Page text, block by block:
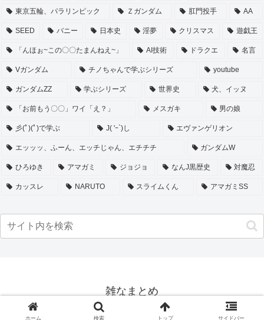
東京五輪、パラリンピック Ｚガンダム 肛門投手 AA
SEED バニー 日本史 淫夢 クリスマス 遊戯王
「んほぉ~この〇〇たまんねえ~」 AI技術 ドラクエ 名言
Vガンダム チノちゃんで学ぶシリーズ youtube
ガンダムZZ 学ぶシリーズ 世界史 犬、イッヌ
「お前もう〇〇」ワイ「え？」 メスガキ 男の娘
彡(ﾟ)(ﾟ)で学ぶ J( 'ｰ`)し エヴァンゲリオン
エッッッ、ふーん、エッチじゃん、エチチチ ガンダムW
ひろゆき アマガミ ジョジョ なんJ黒歴史 対魔忍
カッスレ NARUTO スライムくん アマガミSS
雑なまとめ
© 2018 雑なまとめ.
ホーム 検索 トップ サイドバー